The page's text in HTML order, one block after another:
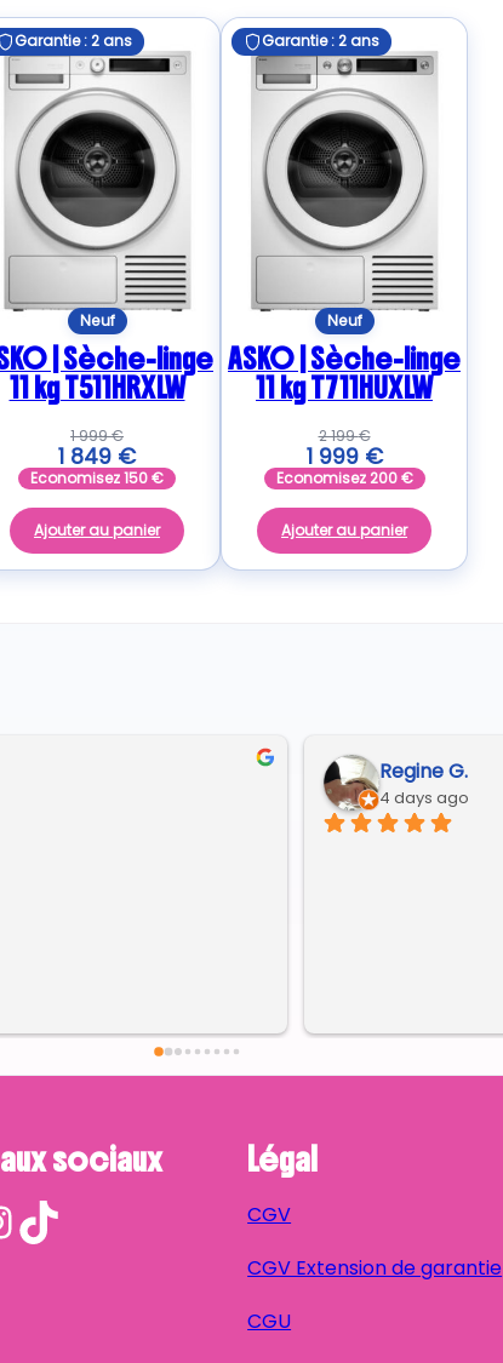
Garantie : 2 ans
Neuf
| Sèche-linge
11 kg T511HRXLW
1 999€
1 849 €
Economisez150€
Ajouter au panier
Garantie : 2 ans
Neuf
ASKO | Sèche-linge
11 kg T711HUXLW
2 199€
1 999 €
Economisez200€
Ajouter au panier
Regine G.
4 days ago
sociaux
TikTok
Légal
CGV
CGV Extension de garantie
CGU